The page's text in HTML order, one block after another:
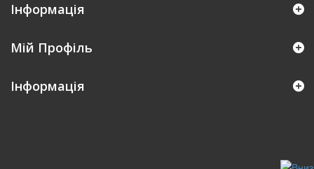
Інформація
Мій Профіль
Iнформація